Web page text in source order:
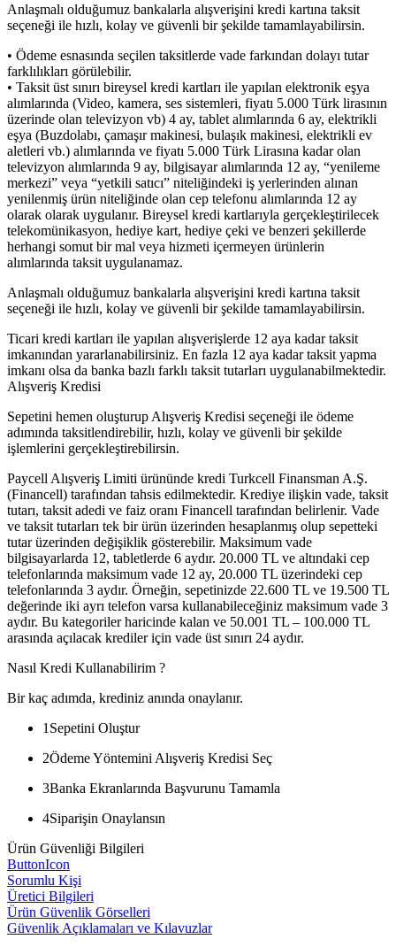
Anlaşmalı olduğumuz bankalarla alışverişini kredi kartına taksit
seçeneği ile hızlı, kolay ve güvenli bir şekilde tamamlayabilirsin.
• Ödeme esnasında seçilen taksitlerde vade farkından dolayı tutar
farklılıkları görülebilir.
• Taksit üst sınırı bireysel kredi kartları ile yapılan elektronik eşya
alımlarında (Video, kamera, ses sistemleri, fiyatı 5.000 Türk lirasının
üzerinde olan televizyon vb) 4 ay, tablet alımlarında 6 ay, elektrikli
eşya (Buzdolabı, çamaşır makinesi, bulaşık makinesi, elektrikli ev
aletleri vb.) alımlarında ve fiyatı 5.000 Türk Lirasına kadar olan
televizyon alımlarında 9 ay, bilgisayar alımlarında 12 ay, “yenileme
merkezi” veya “yetkili satıcı” niteliğindeki iş yerlerinden alınan
yenilenmiş ürün niteliğinde olan cep telefonu alımlarında 12 ay
olarak olarak uygulanır. Bireysel kredi kartlarıyla gerçekleştirilecek
telekomünikasyon, hediye kart, hediye çeki ve benzeri şekillerde
herhangi somut bir mal veya hizmeti içermeyen ürünlerin
alımlarında taksit uygulanamaz.
Anlaşmalı olduğumuz bankalarla alışverişini kredi kartına taksit
seçeneği ile hızlı, kolay ve güvenli bir şekilde tamamlayabilirsin.
Ticari kredi kartları ile yapılan alışverişlerde 12 aya kadar taksit
imkanından yararlanabilirsiniz. En fazla 12 aya kadar taksit yapma
imkanı olsa da banka bazlı farklı taksit tutarları uygulanabilmektedir.
Alışveriş Kredisi
Sepetini hemen oluşturup Alışveriş Kredisi seçeneği ile ödeme
adımında taksitlendirebilir, hızlı, kolay ve güvenli bir şekilde
işlemlerini gerçekleştirebilirsin.
Paycell Alışveriş Limiti ürününde kredi Turkcell Finansman A.Ş.
(Financell) tarafından tahsis edilmektedir. Krediye ilişkin vade, taksit
tutarı, taksit adedi ve faiz oranı Financell tarafından belirlenir. Vade
ve taksit tutarları tek bir ürün üzerinden hesaplanmış olup sepetteki
tutar üzerinden değişiklik gösterebilir. Maksimum vade
bilgisayarlarda 12, tabletlerde 6 aydır. 20.000 TL ve altındaki cep
telefonlarında maksimum vade 12 ay, 20.000 TL üzerindeki cep
telefonlarında 3 aydır. Örneğin, sepetinizde 22.600 TL ve 19.500 TL
değerinde iki ayrı telefon varsa kullanabileceğiniz maksimum vade 3
aydır. Bu kategoriler haricinde kalan ve 50.001 TL – 100.000 TL
arasında açılacak krediler için vade üst sınırı 24 aydır.
Nasıl Kredi Kullanabilirim ?
Bir kaç adımda, krediniz anında onaylanır.
1 Sepetini Oluştur
2Ödeme Yöntemini Alışveriş Kredisi Seç
3Banka Ekranlarında Başvurunu Tamamla
4Siparişin Onaylansın
Ürün Güvenliği Bilgileri
ButtonIcon
Sorumlu Kişi
Üretici Bilgileri
Ürün Güvenlik Görselleri
Güvenlik Açıklamaları ve Kılavuzlar